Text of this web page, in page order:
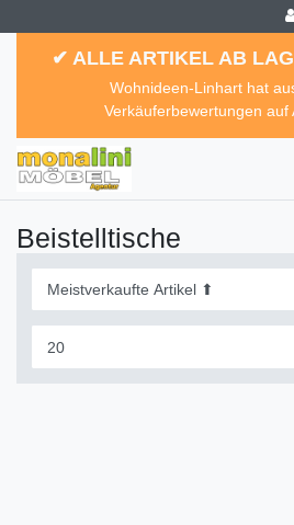
✔ ALLE ARTIKEL AB
Wohnideen-Linhart hat
Verkäuferbewertungen auf
Beistelltische